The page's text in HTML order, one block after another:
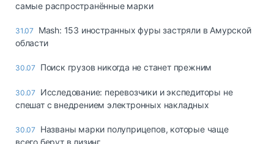
самые распространённые марки
31.07
Mash: 153 иностранных фуры застряли в Амурской
области
30.07 Поиск грузов никогда не станет прежним
30.07
Исследование: перевозчики и экспедиторы не
спешат с внедрением электронных накладных
30.07
Названы марки полуприцепов, которые чаще
всего берут в лизинг